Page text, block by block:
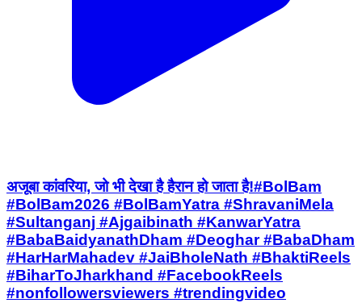
अजूबा कांवरिया, जो भी देखा है हैरान हो जाता है!#BolBam
#BolBam2026 #BolBamYatra #ShravaniMela
#Sultanganj #Ajgaibinath #KanwarYatra
#BabaBaidyanathDham #Deoghar #BabaDham
#HarHarMahadev #JaiBholeNath #BhaktiReels
#BiharToJharkhand #FacebookReels
#nonfollowersviewers #trendingvideo